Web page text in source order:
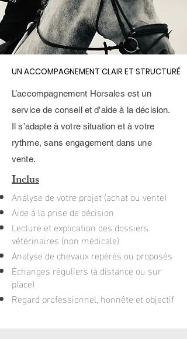
UN ACCOMPAGNEMENT CLAIR ET STRUCTURÉ
UN ACCOMPAGNEMENT CLAIR ET STRUCTURÉ
L’accompagnement Horsales est un
service de conseil et d’aide à la décision.
Il s’adapte à votre situation et à votre
rythme, sans engagement dans une
vente.
Inclus
Analyse de votre projet (achat ou vente)
Aide à la prise de décision
Lecture et explication des dossiers
vétérinaires (non médicale)
Analyse de chevaux repérés ou proposés
Échanges réguliers (à distance ou sur
place)
Regard professionnel, honnête et objectif